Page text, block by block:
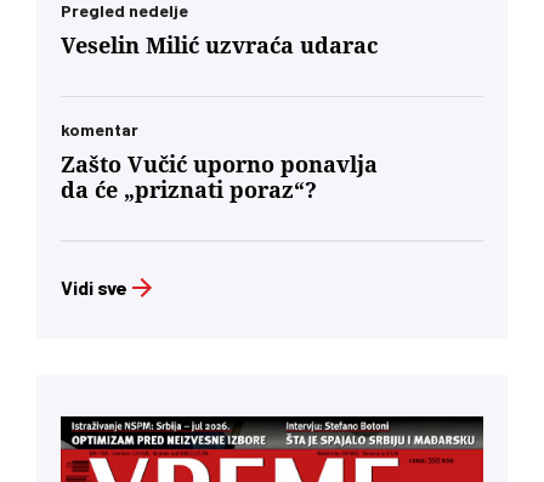
Pregled nedelje
Veselin Milić uzvraća udarac
komentar
Zašto Vučić uporno ponavlja
da će „priznati poraz“?
Vidi sve